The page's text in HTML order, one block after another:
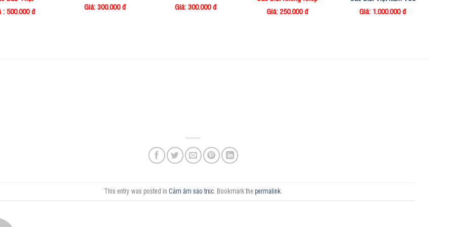
: 500.000 đ
Giá: 300.000 đ Giá: 300.000 đ
Giá: 250.000 đ
Giá: 1.000.000 đ
This entry was posted in Cảm âm sáo trúc. Bookmark the permalink.